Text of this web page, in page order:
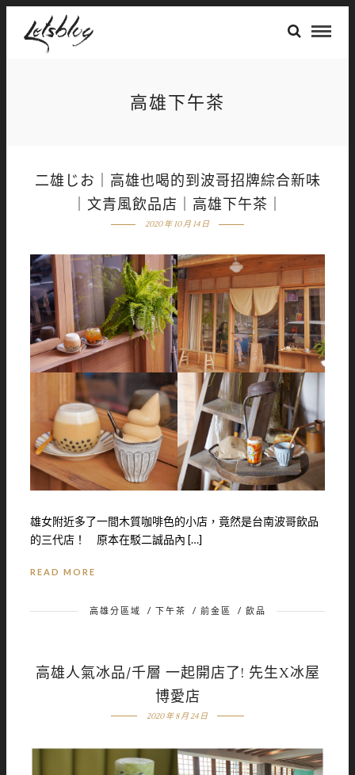
高雄下午茶
二雄じお｜高雄也喝的到波哥招牌綜合新味
｜文青風飲品店｜高雄下午茶｜
2020 年 10 月 14 日
雄女附近多了一間木質咖啡色的小店，竟然是台南波哥飲品
的三代店！ 原本在駁二誠品內 […]
READ MORE
高雄分區域 / 下午茶 / 前金區 / 飲品
高雄人氣冰品/千層 一起開店了! 先生X冰屋
博愛店
2020 年 8 月 24 日